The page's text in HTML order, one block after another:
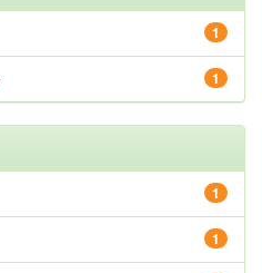
1
1
1
1